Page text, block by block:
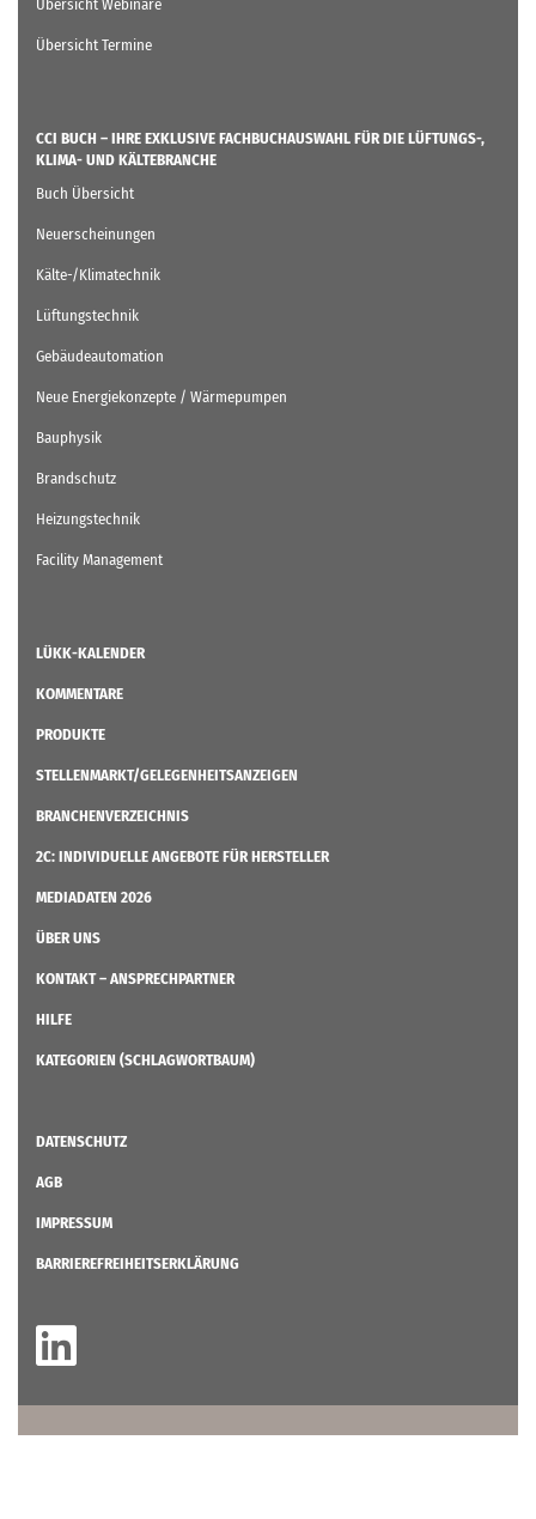
Übersicht Webinare
Übersicht Termine
CCI BUCH – IHRE EXKLUSIVE FACHBUCHAUSWAHL FÜR DIE LÜFTUNGS-,
KLIMA- UND KÄLTEBRANCHE
Buch Übersicht
Neuerscheinungen
Kälte-/Klimatechnik
Lüftungstechnik
Gebäudeautomation
Neue Energiekonzepte / Wärmepumpen
Bauphysik
Brandschutz
Heizungstechnik
Facility Management
LÜKK-KALENDER
KOMMENTARE
PRODUKTE
STELLENMARKT/GELEGENHEITSANZEIGEN
BRANCHENVERZEICHNIS
2C: INDIVIDUELLE ANGEBOTE FÜR HERSTELLER
MEDIADATEN 2026
ÜBER UNS
KONTAKT – ANSPRECHPARTNER
HILFE
KATEGORIEN (SCHLAGWORTBAUM)
DATENSCHUTZ
AGB
IMPRESSUM
BARRIEREFREIHEITSERKLÄRUNG